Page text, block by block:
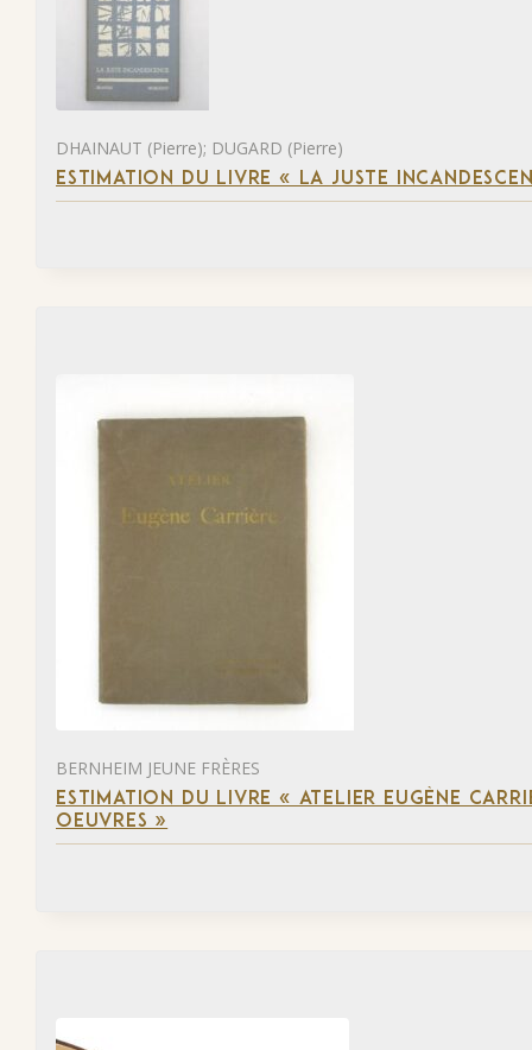
DHAINAUT (Pierre); DUGARD (Pierre)
ESTIMATION DU LIVRE « LA JUSTE
BERNHEIM JEUNE FRÈRES
ESTIMATION DU LIVRE « ATELIER EUGÈNE
OEUVRES »